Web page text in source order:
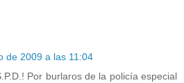
de 2009 a las 11:04
Por burlaros de la policía especial